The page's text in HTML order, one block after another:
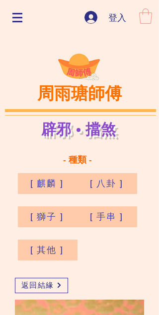
登入
周雨瑭師傅
辟邪 · 擋煞
- 種類 -
[ 麒麟 ] [ 八卦 ]
[ 獅子 ] [ 手串 ]
[ 其他 ]
返回結緣